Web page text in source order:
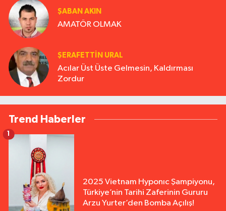
ŞABAN AKIN
AMATÖR OLMAK
ŞERAFETTIN URAL
Acılar Üst Üste Gelmesin, Kaldırması
Zordur
Trend Haberler
2025 Vietnam Hyponıc Şampiyonu,
Türkiye’nin Tarihi Zaferinin Gururu
Arzu Yurter’den Bomba Açılış!
1